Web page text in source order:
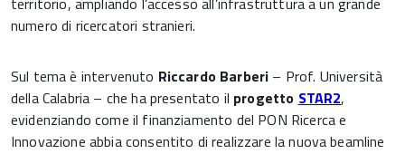
numero di ricercatori stranieri.
Sul tema è intervenuto Riccardo Barberi – Prof. Università
della Calabria – che ha presentato il progetto STAR2,
evidenziando come il finanziamento del PON Ricerca e
Innovazione abbia consentito di realizzare la nuova beamline